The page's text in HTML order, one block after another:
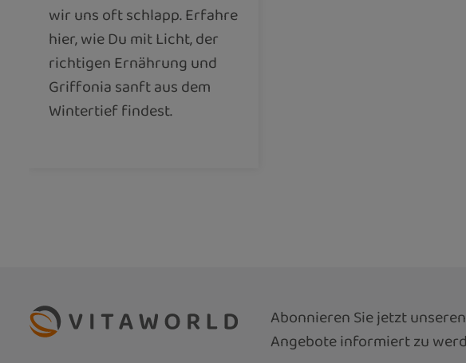
wir uns oft schlapp. Erfahre
hier, wie Du mit Licht, der
richtigen Ernährung und
Griffonia sanft aus dem
Wintertief findest.
Abonnieren Sie jetzt
Angebote informiert zu